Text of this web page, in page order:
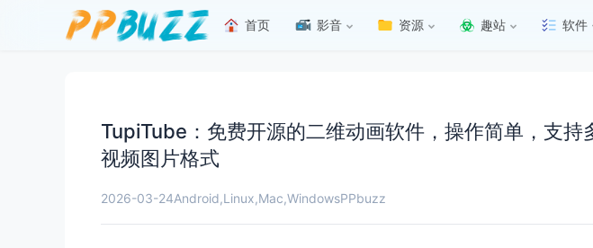
首页 影音 资源 趣站 软件
TupiTube：免费开源的二维动画软件，操作简单，支持
视频图片格式
2026-03-24Android,Linux,Mac,WindowsPPbuzz